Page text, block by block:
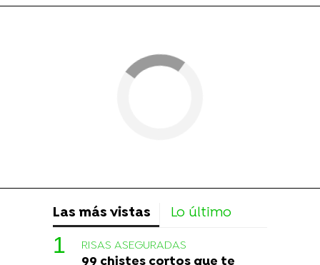
Las más vistas Lo último
RISAS ASEGURADAS